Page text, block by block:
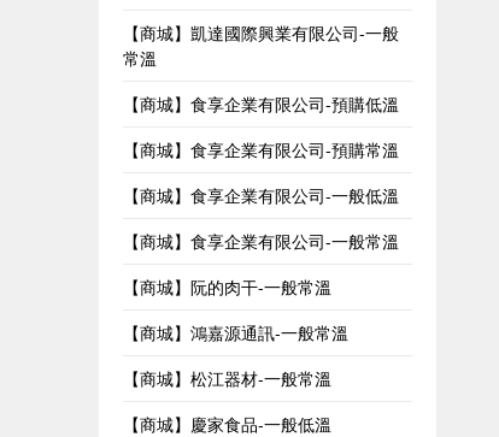
【商城】凱達國際興業有限公司-一般
常溫
【商城】食享企業有限公司-預購低溫
【商城】食享企業有限公司-預購常溫
【商城】食享企業有限公司-一般低溫
【商城】食享企業有限公司-一般常溫
【商城】阮的肉干-一般常溫
【商城】鴻嘉源通訊-一般常溫
【商城】松江器材-一般常溫
【商城】慶家食品-一般低溫